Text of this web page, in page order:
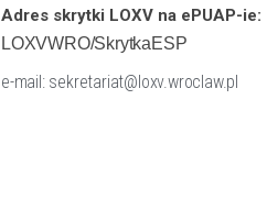
Adres skrytki LOXV na ePUAP-ie:
LOXVWRO/SkrytkaESP
e-mail: sekretariat@loxv.wroclaw.pl